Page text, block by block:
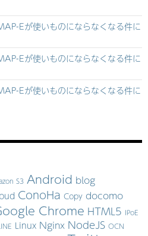
Eが使いものにならなくなる件に
Eが使いものにならなくなる件に
Eが使いものにならなくなる件に
S3 Android blog
ConoHa Copy docomo
Chrome HTML5 IPoE
Linux Nginx NodeJS OCN